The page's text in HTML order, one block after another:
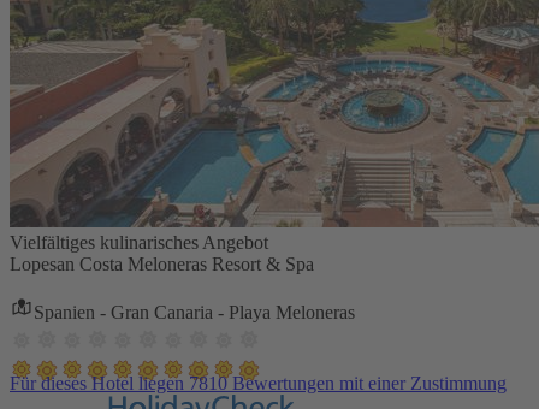
Vielfältiges kulinarisches Angebot
Lopesan Costa Meloneras Resort & Spa
Spanien - Gran Canaria - Playa Meloneras
Für dieses Hotel liegen 7810 Bewertungen mit einer Zustimmung